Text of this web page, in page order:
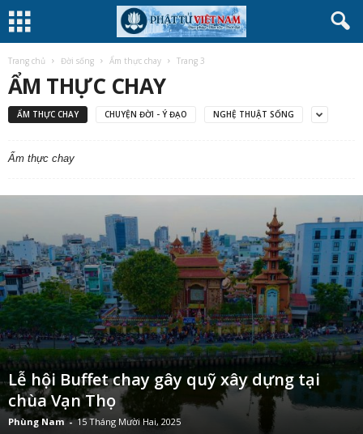
Trang chủ Đời sống Ẩm thực chay Trang 3
ẨM THỰC CHAY
ẨM THỰC CHAY CHUYỆN ĐỜI - Ý ĐẠO NGHỆ THUẬT SỐNG
Ẩm thực chay
Lễ hội Buffet chay gây quỹ xây dựng tại
chùa Vạn Thọ
Phùng Nam - 15 Tháng Mười Hai, 2025